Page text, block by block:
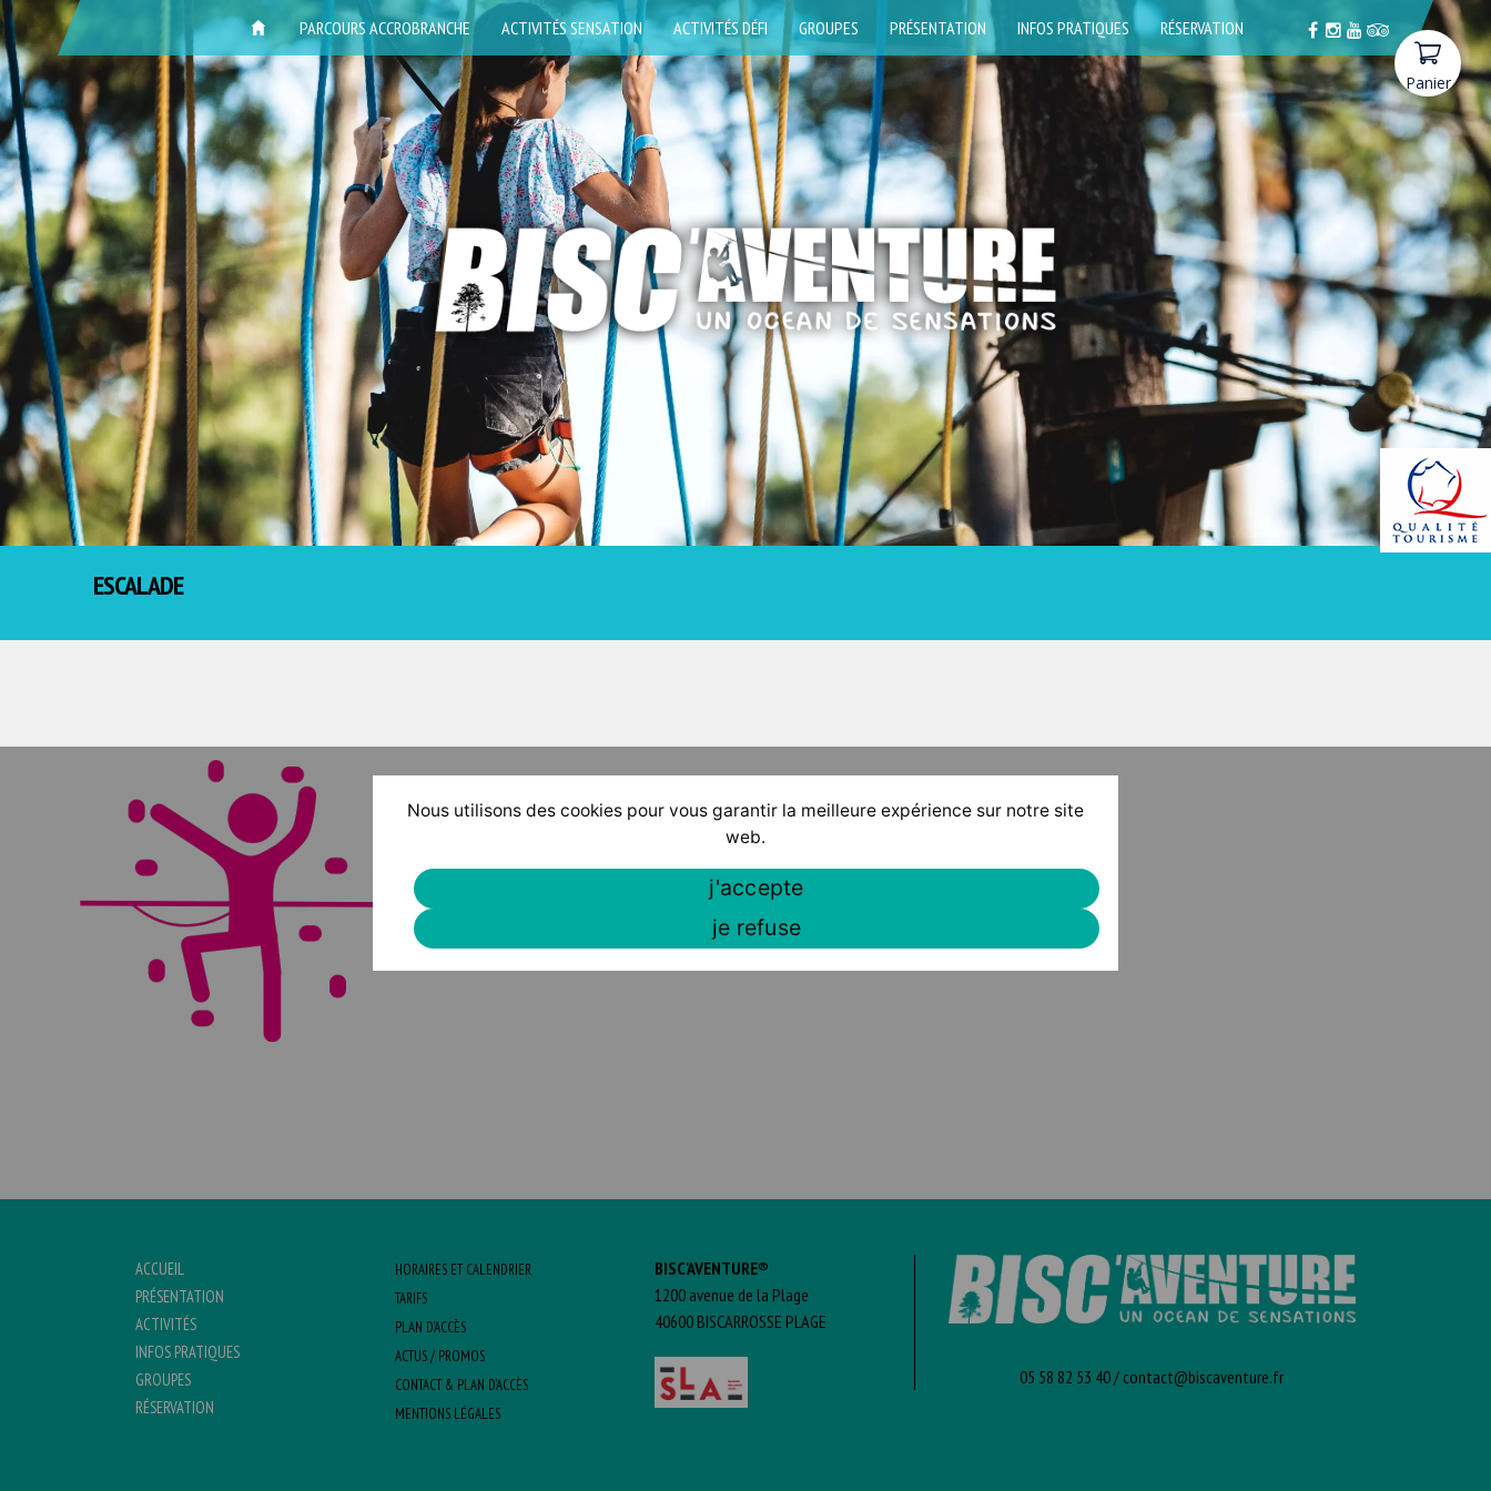
Panier
ACCUEIL PARCOURS ACCROBRANCHE ACTIVITÉS SENSATION ACTIVITÉS DÉFI GROUPES PRÉSENTATION INFOS PRATIQUES RÉSERVATION
ESCALADE
ACCUEIL
PRÉSENTATION
ACTIVITÉS
INFOS PRATIQUES
GROUPES
RÉSERVATION
HORAIRES ET CALENDRIER
TARIFS
PLAN D’ACCÈS
ACTUS / PROMOS
CONTACT & PLAN D’ACCÈS
MENTIONS LÉGALES
BISC'AVENTURE®
1200 avenue de la Plage
40600 BISCARROSSE PLAGE
05 58 82 53 40/ contact@biscaventure.fr
Nous utilisons des cookies pour vous garantir la meilleure expérience sur notre site
web.
j'accepte
je refuse